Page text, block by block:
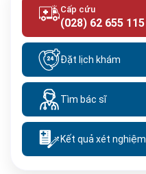
Cấp cứu
(028) 62 655 115
Đặt lịch khám
Tìm bác sĩ
Kết quả xét nghiệm